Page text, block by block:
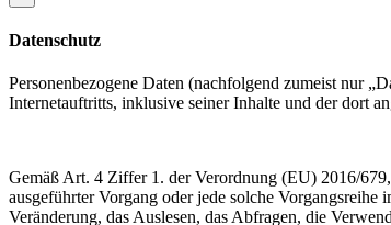
Datenschutz
Personenbezogene Daten (nachfolgend zumeist nur
Internetauftritts, inklusive seiner Inhalte und der dort
Gemäß Art. 4 Ziffer 1. der Verordnung (EU) 2016/
ausgeführter Vorgang oder jede solche Vorgangsreihe
Veränderung, das Auslesen, das Abfragen, die